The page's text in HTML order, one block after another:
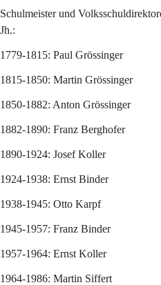
Schulmeister und
Jh.:
1779-1815: Paul Grössinger
1815-1850: Martin Grössinger
1850-1882: Anton Grössinger
1882-1890: Franz Berghofer
1890-1924: Josef Koller
1924-1938: Ernst Binder
1938-1945: Otto Karpf
1945-1957: Franz Binder
1957-1964: Ernst Koller
1964-1986: Martin Siffert